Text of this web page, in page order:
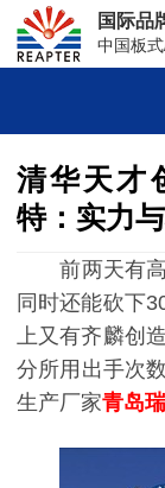
国际品
中国板
清华天才
特：实力
前两天有
同时还能砍下
上又有齐麟创
分所用出手次
生产厂家青岛